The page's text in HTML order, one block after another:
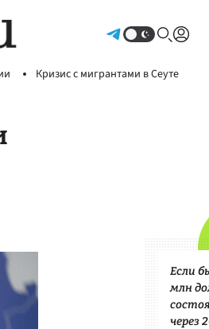
Кризис с мигрантами в Сеуте
Если
млн
через